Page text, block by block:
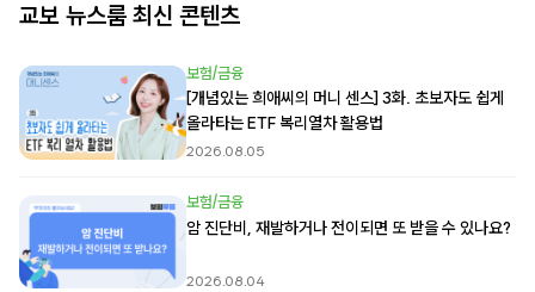
교보 뉴스룸 최신 콘텐츠
보험/금융
[개념있는 희애씨의 머니 센스] 3화. 초보자도 쉽게
올라타는 ETF 복리열차 활용법
2026.08.05
보험/금융
암 진단비, 재발하거나 전이되면 또 받을 수 있나요?
2026.08.04